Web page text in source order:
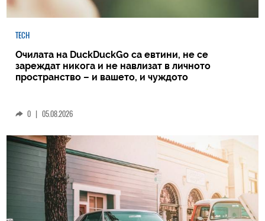
TECH
Очилата на DuckDuckGo са евтини, не се
зареждат никога и не навлизат в личното
пространство – и вашето, и чуждото
0 | 05.08.2026